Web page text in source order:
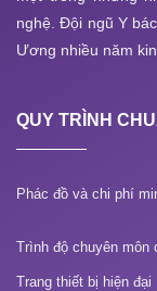
nghệ. Đội ngũ Y
Ương nhiều năm
QUY TRÌNH
Phác đồ và chi phí
Trình độ chuyên môn
Trang thiết bị hiện đại